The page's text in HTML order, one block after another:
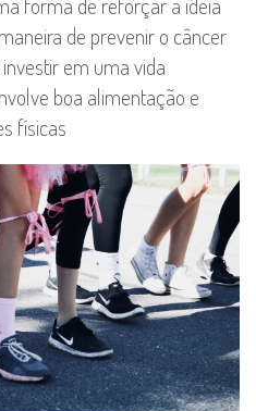
de prevenir o câncer
em uma vida
boa alimentação e
físicas